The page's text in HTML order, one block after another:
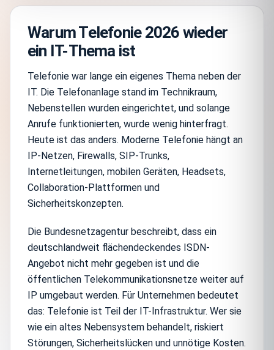
Warum Telefonie 2026 wieder
ein IT-Thema ist
Telefonie war lange ein eigenes Thema neben der
IT. Die Telefonanlage stand im Technikraum,
Nebenstellen wurden eingerichtet, und solange
Anrufe funktionierten, wurde wenig hinterfragt.
Heute ist das anders. Moderne Telefonie hängt an
IP-Netzen, Firewalls, SIP-Trunks,
Internetleitungen, mobilen Geräten, Headsets,
Collaboration-Plattformen und
Sicherheitskonzepten.
Die Bundesnetzagentur beschreibt, dass ein
deutschlandweit flächendeckendes ISDN-
Angebot nicht mehr gegeben ist und die
öffentlichen Telekommunikationsnetze weiter auf
IP umgebaut werden. Für Unternehmen bedeutet
das: Telefonie ist Teil der IT-Infrastruktur. Wer sie
wie ein altes Nebensystem behandelt, riskiert
Störungen, Sicherheitslücken und unnötige Kosten.